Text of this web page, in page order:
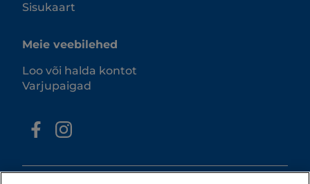
Sisukaart
Meie veebilehed
Loo või halda kontot
Varjupaigad